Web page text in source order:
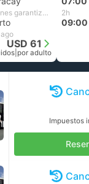
Todas las conexiones garantizadas
USD 61
por adulto
2h
09:00
Impuestos